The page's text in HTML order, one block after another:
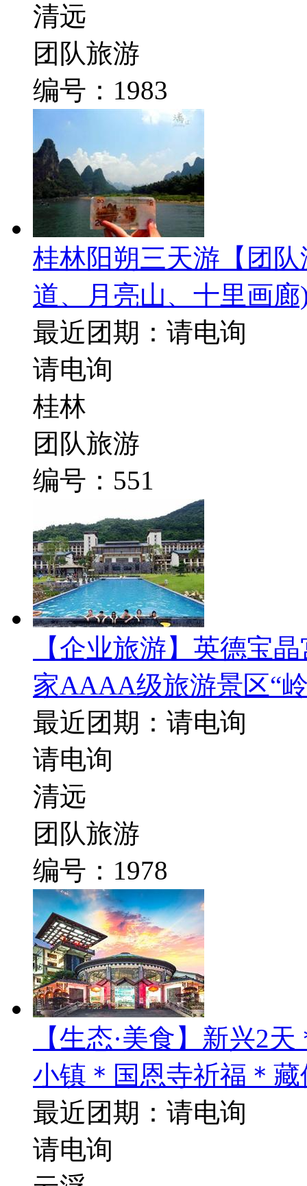
清远
团队旅游
编号：1983
桂林阳朔三天游【团
道、月亮山、十里画廊
最近团期：请电询
请电询
桂林
团队旅游
编号：551
【企业旅游】英德宝
家AAAA级旅游景区“
最近团期：请电询
请电询
清远
团队旅游
编号：1978
【生态·美食】新兴2
小镇＊国恩寺祈福＊藏
最近团期：请电询
请电询